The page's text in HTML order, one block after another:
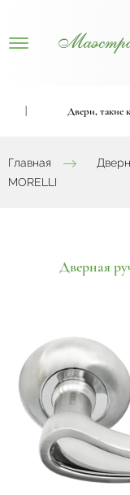
Двери, такие
Главная
MORELLI
Дверная